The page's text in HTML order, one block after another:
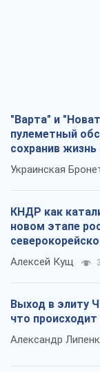
"Варта" и
пулеметный
сохранив
Украинская
КНДР как
новом этапе
Алексей Кущ
Выход в элиту
что
Александр